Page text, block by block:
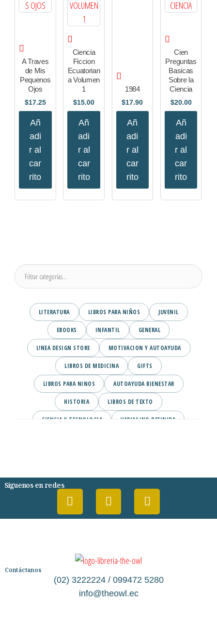
A Traves
de Mis
Pequenos
Ojos
$17.25
Añ
adi
r al
car
rito
Ciencia
Ficcion
Ecuatorian
a Volumen
1
$15.00
Añ
adi
r al
car
rito
1984
$17.90
Añ
adi
r al
car
rito
Cien
Preguntas
Basicas
Sobre la
Ciencia
$20.00
Añ
adi
r al
car
rito
LITERATURA LIBROS PARA NIÑOS JUVENIL
EBOOKS INFANTIL GENERAL
L!NEA DESIGN STORE MOTIVACION Y AUTOAYUDA
LIBROS DE MEDICINA GIFTS
LIBROS PARA NINOS AUTOAYUDA BIENESTAR
HISTORIA LIBROS DE TEXTO
CIENCIA Y TECNOLOGIA VARIAS/NO DEFINIDA
Síguenos en redes
Contáctanos
(02) 3222224 / 099472 5280
info@theowl.ec